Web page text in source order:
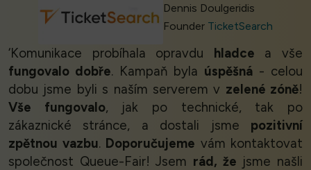
Dennis Doulgeridis
Founder TicketSearch
‘Komunikace probíhala opravdu hladce a vše
fungovalo dobře. Kampaň byla úspěšná - celou
dobu jsme byli s naším serverem v zelené zóně!
Vše fungovalo, jak po technické, tak po
zákaznické stránce, a dostali jsme pozitivní
zpětnou vazbu. Doporučujeme vám kontaktovat
společnost Queue-Fair! Jsem rád, že jsme našli